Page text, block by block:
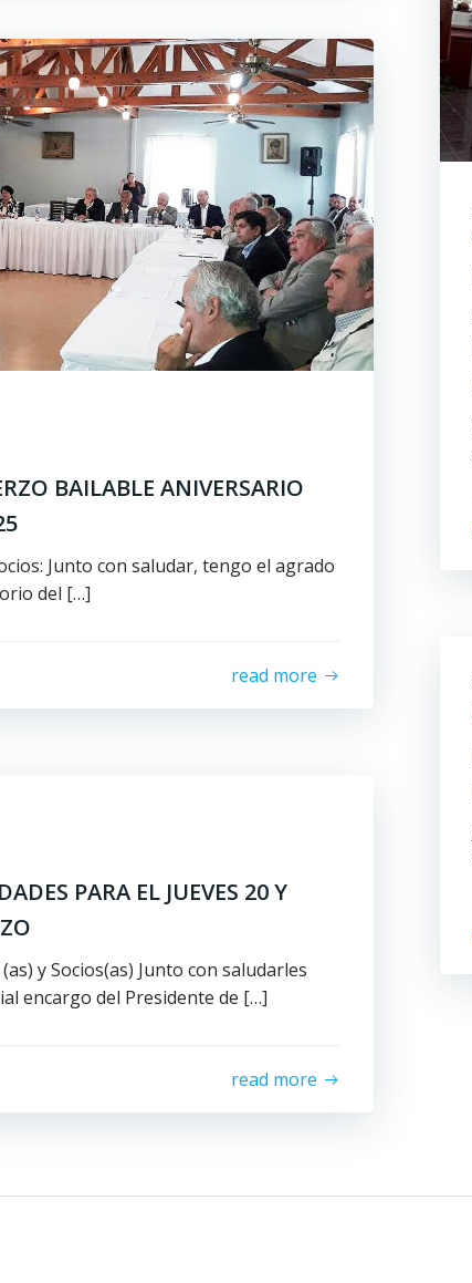
BAILABLE ANIVERSARIO
Junto con saludar, tengo el agrado
del […]
read more
PARA EL JUEVES 20 Y
y Socios(as) Junto con saludarles
encargo del Presidente de […]
read more